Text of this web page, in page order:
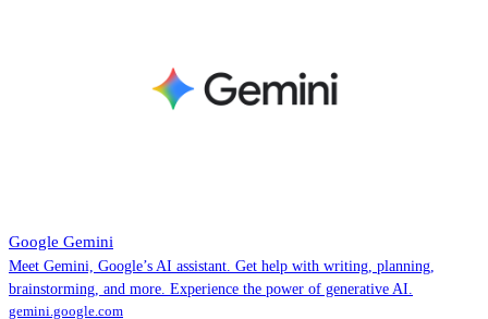
‎Google Gemini
Meet Gemini, Google’s AI assistant. Get help with writing, planning,
brainstorming, and more. Experience the power of generative AI.
gemini.google.com